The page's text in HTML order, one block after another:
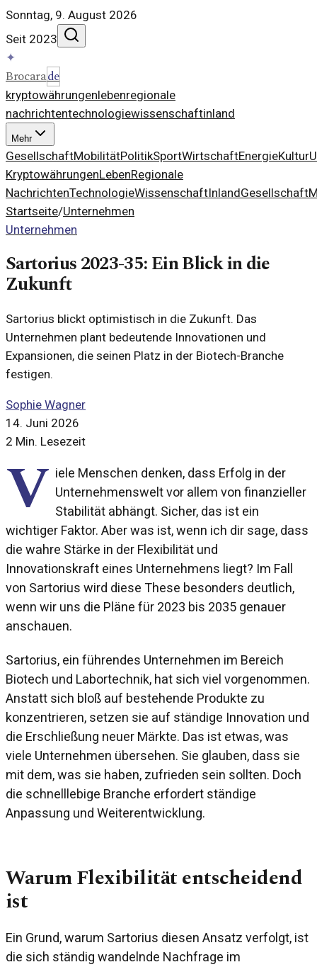
Sonntag, 9. August 2026
Seit 2023
✦
Brocarade
kryptowährungenlebenregionale
nachrichtentechnologiewissenschaftinland
Mehr
GesellschaftMobilitätPolitikSportWirtschaftEnergieKultur
KryptowährungenLebenRegionale
NachrichtenTechnologieWissenschaftInlandGesellschaft
Startseite/Unternehmen
Unternehmen
Sartorius 2023-35: Ein Blick in die
Zukunft
Sartorius blickt optimistisch in die Zukunft. Das
Unternehmen plant bedeutende Innovationen und
Expansionen, die seinen Platz in der Biotech-Branche
festigen.
Sophie Wagner
14. Juni 2026
2 Min. Lesezeit
V iele Menschen denken, dass Erfolg in der
Unternehmenswelt vor allem von finanzieller
Stabilität abhängt. Sicher, das ist ein
wichtiger Faktor. Aber was ist, wenn ich dir sage, dass
die wahre Stärke in der Flexibilität und
Innovationskraft eines Unternehmens liegt? Im Fall
von Sartorius wird diese These besonders deutlich,
wenn wir uns die Pläne für 2023 bis 2035 genauer
anschauen.
Sartorius, ein führendes Unternehmen im Bereich
Biotech und Labortechnik, hat sich viel vorgenommen.
Anstatt sich bloß auf bestehende Produkte zu
konzentrieren, setzen sie auf ständige Innovation und
die Erschließung neuer Märkte. Das ist etwas, was
viele Unternehmen übersehen. Sie glauben, dass sie
mit dem, was sie haben, zufrieden sein sollten. Doch
die schnelllebige Branche erfordert ständige
Anpassung und Weiterentwicklung.
Warum Flexibilität entscheidend
ist
Ein Grund, warum Sartorius diesen Ansatz verfolgt, ist
die sich ständig wandelnde Nachfrage im